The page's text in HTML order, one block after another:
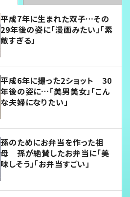
平成7年に生まれた双子…その
29年後の姿に「漫画みたい」「素
敵すぎる」
平成6年に撮った2ショット 30
年後の姿に…「美男美女」「こん
な夫婦になりたい」
孫のためにお弁当を作った祖
母 孫が絶賛したお弁当に「美
味しそう」「お弁当すごい」